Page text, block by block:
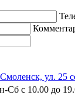
ул. 25
Сб с 10.00 до